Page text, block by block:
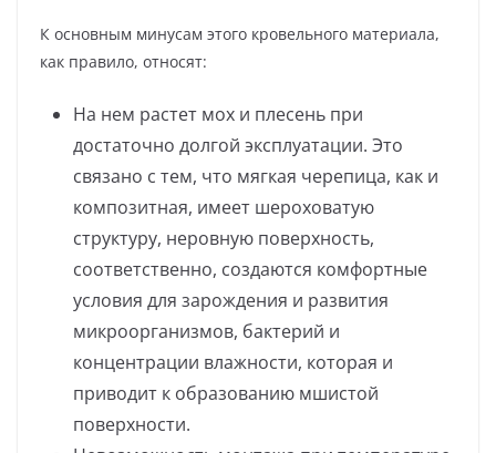
К основным минусам этого кровельного материала,
как правило, относят:
На нем растет мох и плесень при
достаточно долгой эксплуатации. Это
связано с тем, что мягкая черепица, как и
композитная, имеет шероховатую
структуру, неровную поверхность,
соответственно, создаются комфортные
условия для зарождения и развития
микроорганизмов, бактерий и
концентрации влажности, которая и
приводит к образованию мшистой
поверхности.